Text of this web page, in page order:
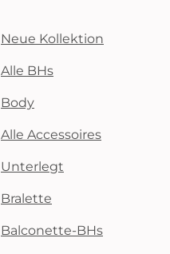
Neue Kollektion
Alle BHs
Body
Alle Accessoires
Unterlegt
Bralette
Balconette-BHs